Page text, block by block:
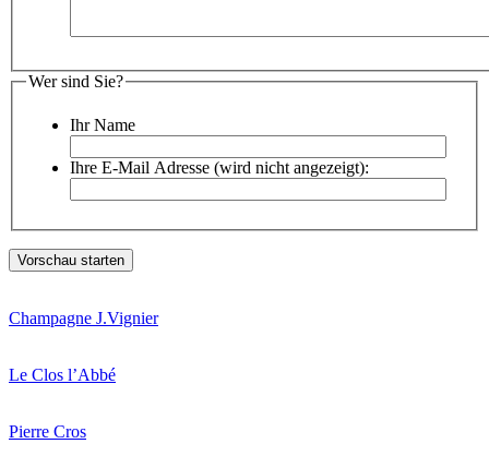
Wer sind Sie?
Ihr Name
Ihre E-Mail Adresse (wird nicht angezeigt):
Champagne J.Vignier
Le Clos l’Abbé
Pierre Cros